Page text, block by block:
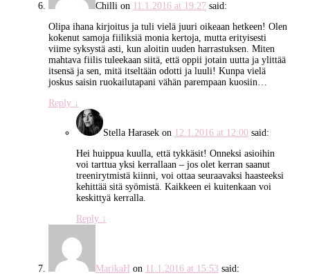
Chillion 11.1.2016 at 19:27 said:
Olipa ihana kirjoitus ja tuli vielä juuri oikeaan hetkeen! Olen
kokenut samoja fiiliksiä monia kertoja, mutta erityisesti
viime syksystä asti, kun aloitin uuden harrastuksen. Miten
mahtava fiilis tuleekaan siitä, että oppii jotain uutta ja ylittää
itsensä ja sen, mitä itseltään odotti ja luuli! Kunpa vielä
joskus saisin ruokailutapani vähän parempaan kuosiin…
Reply ↓
Stella Harasekon 12.1.2016 at 12:00 said:
Hei huippua kuulla, että tykkäsit! Onneksi asioihin
voi tarttua yksi kerrallaan – jos olet kerran saanut
treenirytmistä kiinni, voi ottaa seuraavaksi haasteeksi
kehittää sitä syömistä. Kaikkeen ei kuitenkaan voi
keskittyä kerralla.
Reply ↓
MarikaH on 11.1.2016 at 15:53 said: